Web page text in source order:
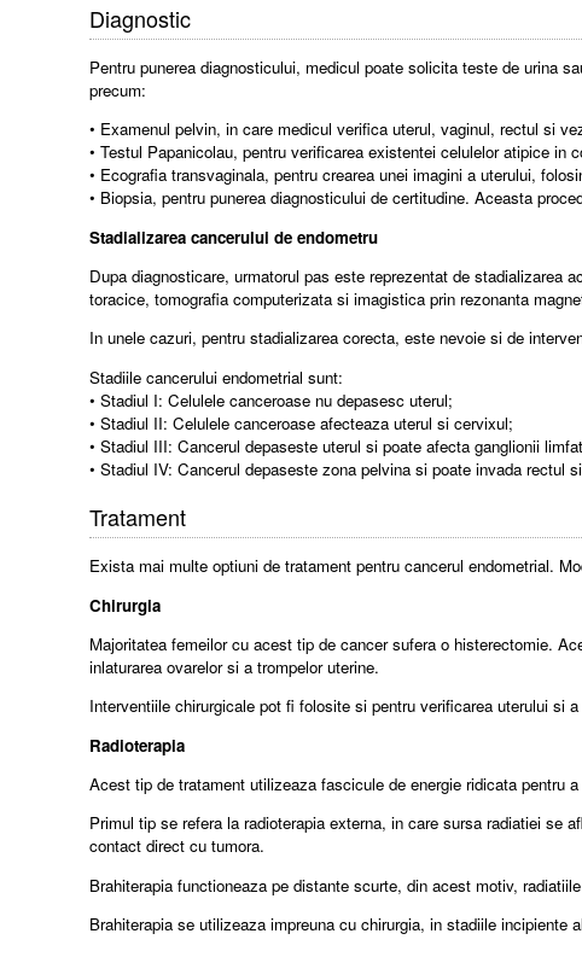
Diagnostic
Pentru punerea diagnosticului, medicul poate solicita teste de urina
precum:
• Examenul pelvin, in care medicul verifica uterul, vaginul, rectul si
• Testul Papanicolau, pentru verificarea existentei celulelor atipice in
• Ecografia transvaginala, pentru crearea unei imagini a uterului,
• Biopsia, pentru punerea diagnosticului de certitudine. Aceasta
Stadializarea cancerului de endometru
Dupa diagnosticare, urmatorul pas este reprezentat de stadializarea
toracice, tomografia computerizata si imagistica prin rezonanta
In unele cazuri, pentru stadializarea corecta, este nevoie si de
Stadiile cancerului endometrial sunt:
• Stadiul I: Celulele canceroase nu depasesc uterul;
• Stadiul II: Celulele canceroase afecteaza uterul si cervixul;
• Stadiul III: Cancerul depaseste uterul si poate afecta ganglionii
• Stadiul IV: Cancerul depaseste zona pelvina si poate invada rectul
Tratament
Exista mai multe optiuni de tratament pentru cancerul endometrial.
Chirurgia
Majoritatea femeilor cu acest tip de cancer sufera o histerectomie.
inlaturarea ovarelor si a trompelor uterine.
Interventiile chirurgicale pot fi folosite si pentru verificarea uterului si
Radioterapia
Acest tip de tratament utilizeaza fascicule de energie ridicata pentru
Primul tip se refera la radioterapia externa, in care sursa radiatiei se
contact direct cu tumora.
Brahiterapia functioneaza pe distante scurte, din acest motiv,
Brahiterapia se utilizeaza impreuna cu chirurgia, in stadiile